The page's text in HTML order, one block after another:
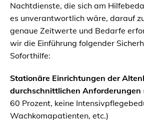
Nachtdienste, die sich am
es unverantwortlich wäre, darauf
genaue Zeitwerte und Bedarfe
wir die Einführung folgender
Soforthilfe:
Stationäre Einrichtungen der
durchschnittlichen Anforderungen
60 Prozent, keine
Wachkomapatienten, etc.)